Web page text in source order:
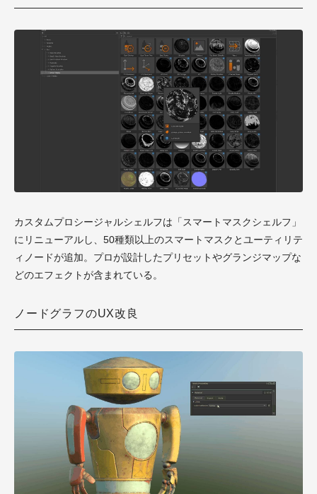
カスタムプロシージャルシェルフは「スマートマスクシェルフ」
にリニューアルし、50種類以上のスマートマスクとユーティリテ
ィノードが追加。プロが設計したプリセットやグランジマップな
どのエフェクトが含まれている。
ノードグラフのUX改良